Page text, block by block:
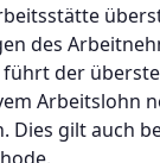
des
der
Arbeitslohn
Dies gilt auch